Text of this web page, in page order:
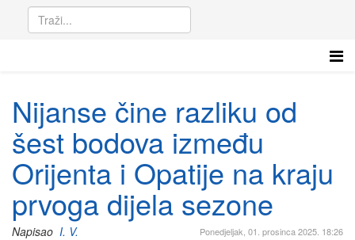
Nijanse čine razliku od
šest bodova između
Orijenta i Opatije na kraju
prvoga dijela sezone
Ponedjeljak, 01. prosinca 2025. 18:26
Napisao I. V.